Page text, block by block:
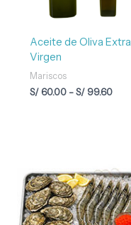
Aceite de Oliva Extra
Virgen
Mariscos
S/60.00 - S/99.60